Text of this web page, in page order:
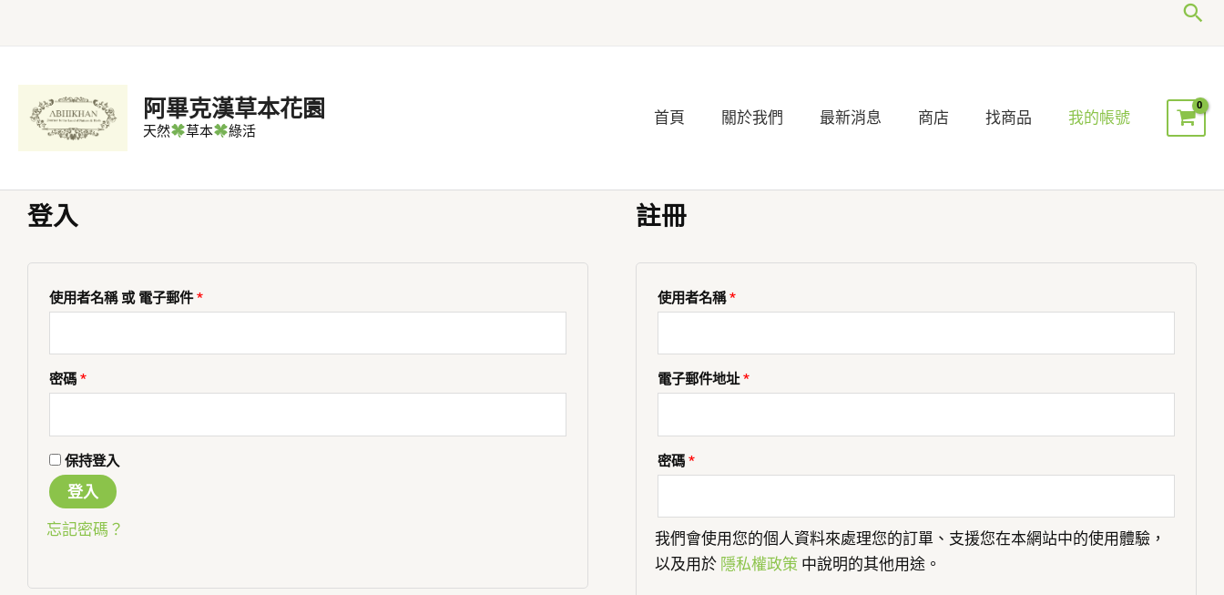
搜
阿畢克漢草本花園
天然 草本 綠活
首頁 關於我們 最新消息 商店 找商品 我的帳號
登入
使用者名稱 或 電子郵件*
密碼 *
保持登入
登入
忘記密碼？
註冊
使用者名稱*
電子郵件地址*
密碼 *
我們會使用您的個人資料來處理您的訂單、支援您在本網站中的使用體驗，
以及用於 隱私權政策中說明的其他用途。